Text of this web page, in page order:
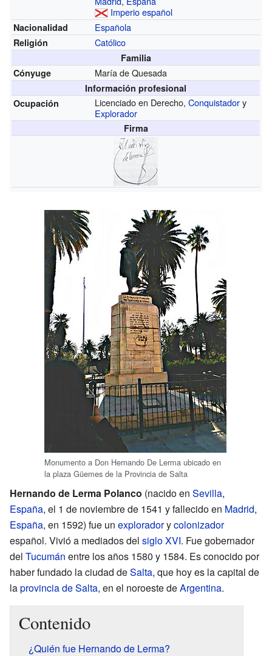
Imperio español
Nacionalidad Española
Religión Católico
Familia
Cónyuge
María de Quesada
Información profesional
Ocupación
Licenciado en Derecho,Conquistadory
Explorador
Firma
Monumento a Don Hernando De Lerma ubicado en
la plaza Güemes de la Provincia de Salta
Hernando de Lerma Polanco (nacido en Sevilla,
España, el 1 de noviembre de 1541 y fallecido en Madrid,
España, en 1592) fue un exploradorycolonizador
español. Vivió a mediados del siglo XVI. Fue gobernador
del Tucumán entre los años 1580 y 1584. Es conocido por
haber fundado la ciudad deSalta, que hoy es la capital de
laprovincia de Salta, en el noroeste deArgentina.
Contenido
¿Quién fue Hernando de Lerma?